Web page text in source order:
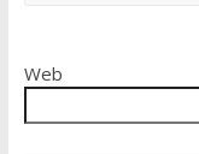
Web